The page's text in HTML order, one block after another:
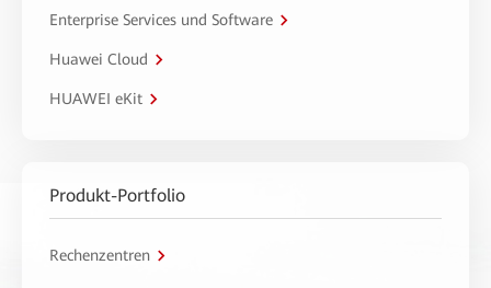
Enterprise Services und Software
Huawei Cloud
HUAWEI eKit
Produkt-Portfolio
Rechenzentren